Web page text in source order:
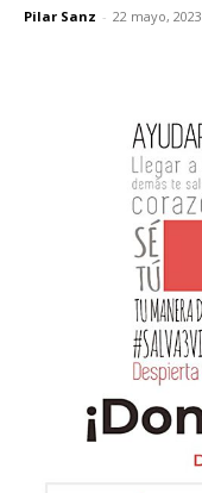
Pilar Sanz - 22 mayo, 2023